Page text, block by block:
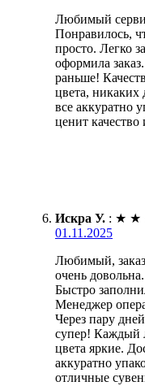
Любимый
Понравилось,
просто. Легко
оформила
раньше!
цвета, никаких
все аккуратно
ценит качество
Искра У. : ★ ★
01.11.2025
Любимый,
очень
Быстро
Менеджер
Через пару
супер! Каждый
цвета яркие.
аккуратно
отличные